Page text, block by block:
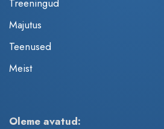
Majutus
Teenused
Meist
Oleme avatud: